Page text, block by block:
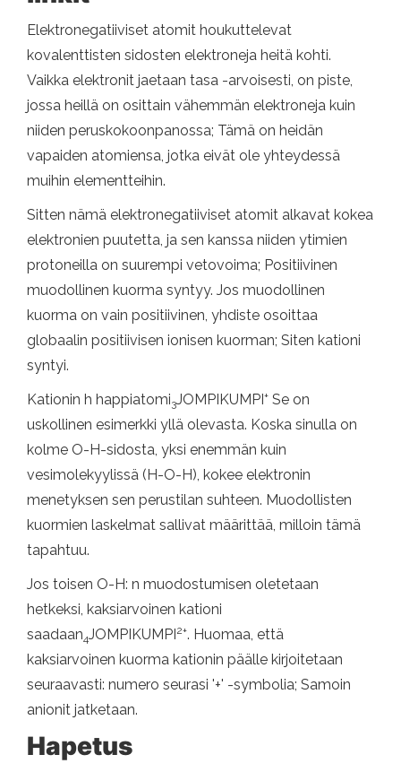
Elektronegatiiviset atomit houkuttelevat
kovalenttisten sidosten elektroneja heitä kohti.
Vaikka elektronit jaetaan tasa -arvoisesti, on piste,
jossa heillä on osittain vähemmän elektroneja kuin
niiden peruskokoonpanossa; Tämä on heidän
vapaiden atomiensa, jotka eivät ole yhteydessä
muihin elementteihin.
Sitten nämä elektronegatiiviset atomit alkavat kokea
elektronien puutetta, ja sen kanssa niiden ytimien
protoneilla on suurempi vetovoima; Positiivinen
muodollinen kuorma syntyy. Jos muodollinen
kuorma on vain positiivinen, yhdiste osoittaa
globaalin positiivisen ionisen kuorman; Siten kationi
syntyi.
Kationin h happiatomi3JOMPIKUMPI+ Se on
uskollinen esimerkki yllä olevasta. Koska sinulla on
kolme O-H-sidosta, yksi enemmän kuin
vesimolekyylissä (H-O-H), kokee elektronin
menetyksen sen perustilan suhteen. Muodollisten
kuormien laskelmat sallivat määrittää, milloin tämä
tapahtuu.
Jos toisen O-H: n muodostumisen oletetaan
hetkeksi, kaksiarvoinen kationi
saadaan4JOMPIKUMPI2+. Huomaa, että
kaksiarvoinen kuorma kationin päälle kirjoitetaan
seuraavasti: numero seurasi '+' -symbolia; Samoin
anionit jatketaan.
Hapetus